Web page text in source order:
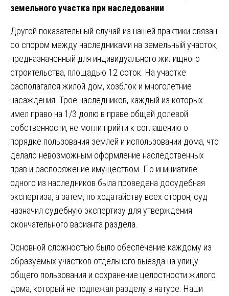
земельного участка при наследовании
Другой показательный случай из нашей практики связан
со спором между наследниками на земельный участок,
предназначенный для индивидуального жилищного
строительства, площадью 12 соток. На участке
располагался жилой дом, хозблок и многолетние
насаждения. Трое наследников, каждый из которых
имел право на 1/3 долю в праве общей долевой
собственности, не могли прийти к соглашению о
порядке пользования землей и использовании дома, что
делало невозможным оформление наследственных
прав и распоряжение имуществом. По инициативе
одного из наследников была проведена досудебная
экспертиза, а затем, по ходатайству всех сторон, суд
назначил судебную экспертизу для утверждения
окончательного варианта раздела.
Основной сложностью было обеспечение каждому из
образуемых участков отдельного выезда на улицу
общего пользования и сохранение целостности жилого
дома, который не подлежал разделу в натуре. Наши